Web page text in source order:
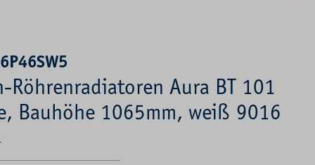
Röhrenradiatoren Aura BT 101
Bauhöhe 1065mm, weiß 9016